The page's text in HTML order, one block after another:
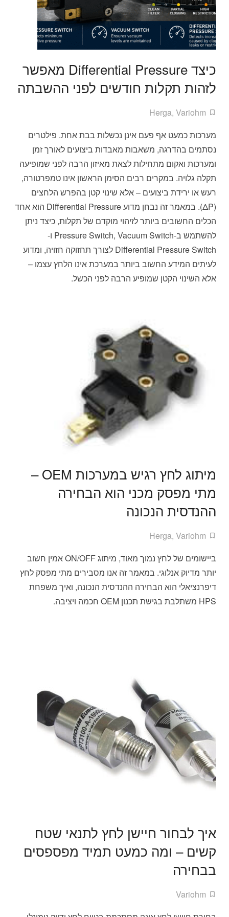
כיצד Differential Pressure מאפשר
לזהות תקלות חודשים לפני ההשבתה
Herga, Variohm
מערכות כמעט אף פעם אינן נכשלות בבת אחת. פילטרים
נסתמים בהדרגה, משאבות מאבדות ביצועים לאורך זמן
ומערכות ואקום מתחילות לצאת מאיזון הרבה לפני שמופיעה
תקלה גלויה. במקרים רבים הסימן הראשון אינו טמפרטורה,
רעש או ירידת ביצועים – אלא שינוי קטן בהפרש הלחצים
(ΔP). במאמר זה נבחן מדוע Differential Pressure הוא אחד
הכלים החשובים ביותר לזיהוי מוקדם של תקלות, כיצד ניתן
להשתמש ב-Pressure Switch, Vacuum Switch ו-
Differential Pressure Switch לצורך תחזוקה חזויה, ומדוע
לעיתים המידע החשוב ביותר במערכת אינו הלחץ עצמו –
אלא השינוי הקטן שמופיע הרבה לפני הכשל.
מיתוג לחץ רגיש במערכות OEM –
מתי מפסק מכני הוא הבחירה
ההנדסית הנכונה
Herga, Variohm
ביישומים של לחץ נמוך מאוד, מיתוג ON/OFF אמין חשוב
יותר מדיוק אנלוגי. במאמר זה אנו מסבירים מתי מפסק לחץ
דיפרנציאלי הוא הבחירה ההנדסית הנכונה, ואיך משפחת
HPS משתלבת בגישת תכנון OEM חכמה ויציבה.
איך לבחור חיישן לחץ לתנאי שטח
קשים – ומה כמעט תמיד מפספסים
בבחירה
Variohm